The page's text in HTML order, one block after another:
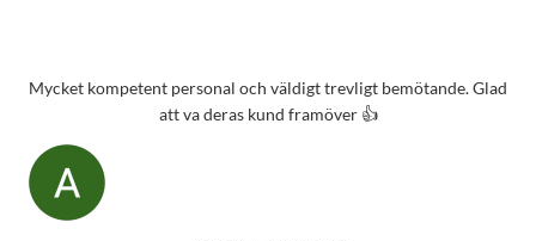
Mycket kompetent personal och väldigt trevligt bemötande. Glad
att va deras kund framöver 👍